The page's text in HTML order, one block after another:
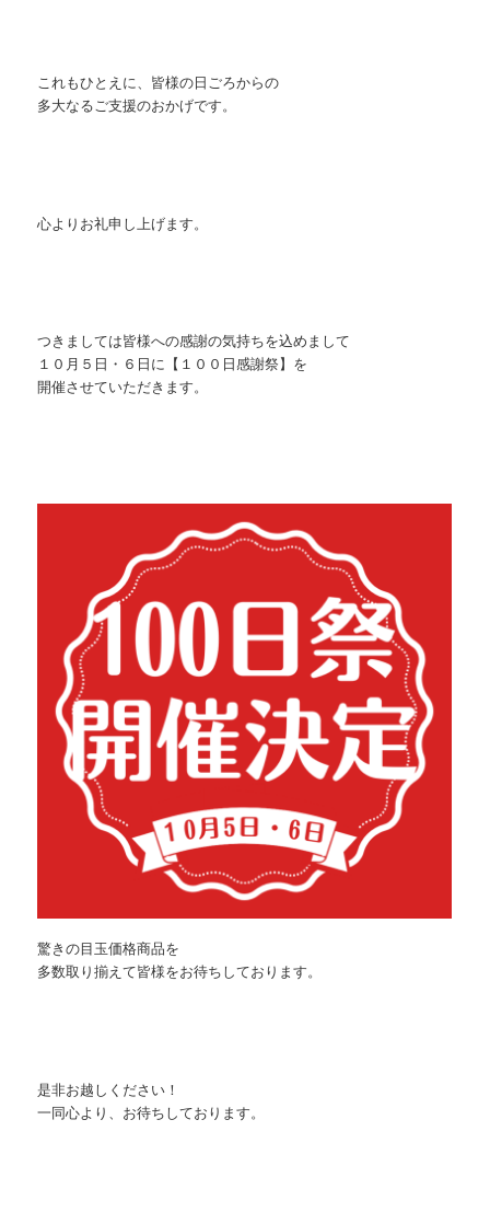
これもひとえに、皆様の日ごろからの
多大なるご支援のおかげです。
心よりお礼申し上げます。
つきましては皆様への感謝の気持ちを込めまして
１０月５日・６日に【１００日感謝祭】を
開催させていただきます。
驚きの目玉価格商品を
多数取り揃えて皆様をお待ちしております。
是非お越しください！
一同心より、お待ちしております。